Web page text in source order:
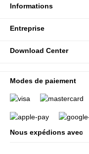
Informations
Entreprise
Download Center
Modes de paiement
Nous expédions avec